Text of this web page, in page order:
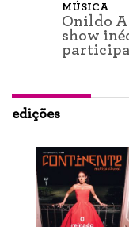
MÚSICA
Onildo
show
edições